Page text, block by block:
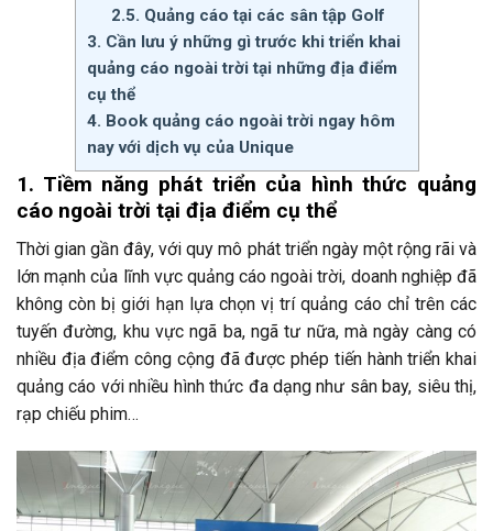
2.5. Quảng cáo tại các sân tập Golf
3. Cần lưu ý những gì trước khi triển khai
quảng cáo ngoài trời tại những địa điểm
cụ thể
4. Book quảng cáo ngoài trời ngay hôm
nay với dịch vụ của Unique
1. Tiềm năng phát triển của hình thức quảng
cáo ngoài trời tại địa điểm cụ thể
Thời gian gần đây, với quy mô phát triển ngày một rộng rãi và
lớn mạnh của lĩnh vực quảng cáo ngoài trời, doanh nghiệp đã
không còn bị giới hạn lựa chọn vị trí quảng cáo chỉ trên các
tuyến đường, khu vực ngã ba, ngã tư nữa, mà ngày càng có
nhiều địa điểm công cộng đã được phép tiến hành triển khai
quảng cáo với nhiều hình thức đa dạng như sân bay, siêu thị,
rạp chiếu phim…